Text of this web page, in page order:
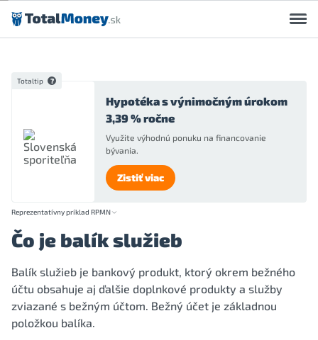
Preskočiť na obsah
Totaltip
Hypotéka s výnimočným úrokom
3,39 % ročne
Využite výhodnú ponuku na financovanie
bývania.
Zistiť viac
Reprezentatívny príklad RPMN
Čo je balík služieb
Balík služieb je bankový produkt, ktorý okrem bežného
účtu obsahuje aj ďalšie doplnkové produkty a služby
zviazané s bežným účtom. Bežný účet je základnou
položkou balíka.